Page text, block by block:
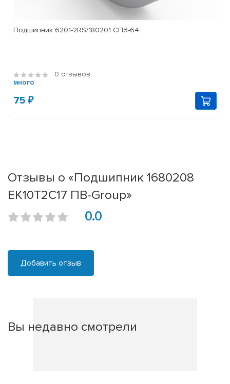
Подшипник 6201-2RS/180201 СПЗ-64
0 отзывов
много
75 ₽
Отзывы о «Подшипник 1680208
ЕК10Т2С17 ПВ-Group»
0.0
Добавить отзыв
Вы недавно смотрели